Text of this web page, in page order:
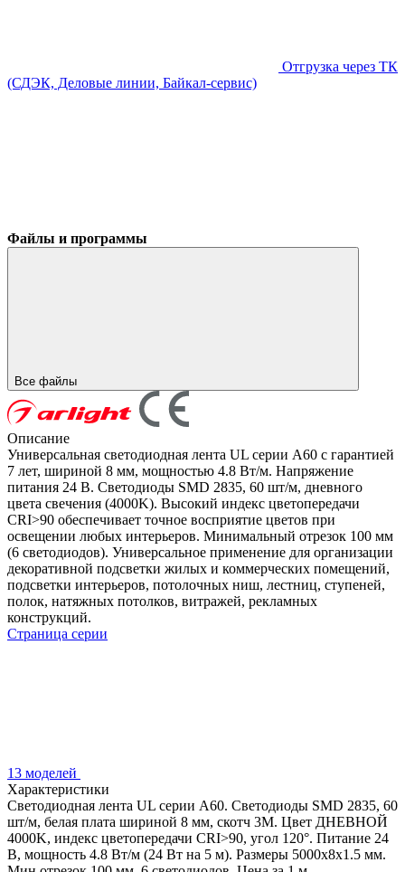
Отгрузка через ТК
(СДЭК, Деловые линии, Байкал-сервис)
Файлы и программы
Все файлы
Описание
Универсальная светодиодная лента UL серии A60 с гарантией
7 лет, шириной 8 мм, мощностью 4.8 Вт/м. Напряжение
питания 24 В. Светодиоды SMD 2835, 60 шт/м, дневного
цвета свечения (4000K). Высокий индекс цветопередачи
CRI>90 обеспечивает точное восприятие цветов при
освещении любых интерьеров. Минимальный отрезок 100 мм
(6 светодиодов). Универсальное применение для организации
декоративной подсветки жилых и коммерческих помещений,
подсветки интерьеров, потолочных ниш, лестниц, ступеней,
полок, натяжных потолков, витражей, рекламных
конструкций.
Страница серии
13 моделей
Характеристики
Светодиодная лента UL серии A60. Светодиоды SMD 2835, 60
шт/м, белая плата шириной 8 мм, скотч 3M. Цвет ДНЕВНОЙ
4000K, индекс цветопередачи CRI>90, угол 120°. Питание 24
В, мощность 4.8 Вт/м (24 Вт на 5 м). Размеры 5000x8x1.5 мм.